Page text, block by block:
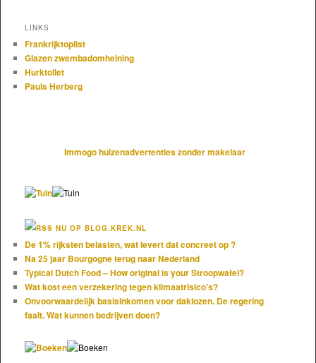
LINKS
Frankrijktoplist
Glazen zwembadomheining
Hurktoilet
Pauls Herberg
Immogo huizenadvertenties zonder makelaar
NU OP BLOG.KREK.NL
De 1% rijksten belasten, wat levert dat concreet op ?
Na 25 jaar Bourgogne terug naar Nederland
Typical Dutch Food – How original is your Stroopwafel?
Wat kost een verzekering tegen klimaatrisico’s?
Onvoorwaardelijk basisinkomen voor daklozen. De regering
faalt. Wat kunnen bedrijven doen?